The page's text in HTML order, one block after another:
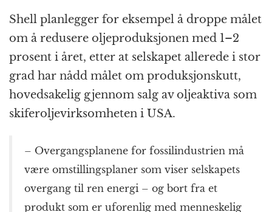
Shell planlegger for eksempel å droppe målet
om å redusere oljeproduksjonen med 1–2
prosent i året, etter at selskapet allerede i stor
grad har nådd målet om produksjonskutt,
hovedsakelig gjennom salg av oljeaktiva som
skiferoljevirksomheten i USA.
– Overgangsplanene for fossilindustrien må
være omstillingsplaner som viser selskapets
overgang til ren energi – og bort fra et
produkt som er uforenlig med menneskelig